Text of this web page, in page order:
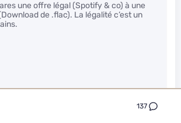
137
une offre légal (Spotify & co) à une
de .flac). La légalité c’est un